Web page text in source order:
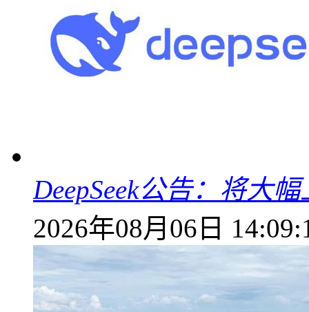
DeepSeek公告：将大
2026年08月06日